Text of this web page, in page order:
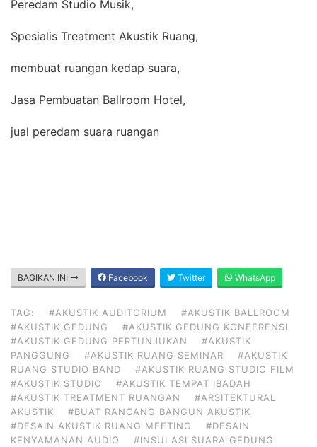
Peredam Studio Musik,
Spesialis Treatment Akustik Ruang,
membuat ruangan kedap suara,
Jasa Pembuatan Ballroom Hotel,
jual peredam suara ruangan
BAGIKAN INI Facebook Twitter WhatsApp
TAG: #AKUSTIK AUDITORIUM
#AKUSTIK BALLROOM
#AKUSTIK GEDUNG
#AKUSTIK GEDUNG KONFERENSI
#AKUSTIK GEDUNG PERTUNJUKAN
#AKUSTIK
PANGGUNG
#AKUSTIK RUANG SEMINAR
#AKUSTIK
RUANG STUDIO BAND
#AKUSTIK RUANG STUDIO FILM
#AKUSTIK STUDIO
#AKUSTIK TEMPAT IBADAH
#AKUSTIK TREATMENT RUANGAN
#ARSITEKTURAL
AKUSTIK
#BUAT RANCANG BANGUN AKUSTIK
#DESAIN AKUSTIK RUANG MEETING
#DESAIN
KENYAMANAN AUDIO
#INSULASI SUARA GEDUNG